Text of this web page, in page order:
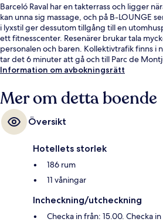
Barceló Raval har en takterrass och ligger
kan unna sig massage, och på B-LOUNGE
i lyxstil ger dessutom tillgång till en
ett fitnesscenter. Resenärer brukar tala
personalen och baren. Kollektivtrafik finns i
tar det 6 minuter att gå och till Parc de
Information om avbokningsrätt
Mer om detta boende
Översikt
Hotellets storlek
186 rum
11 våningar
Incheckning/utcheckning
Checka in från: 15.00. Checka